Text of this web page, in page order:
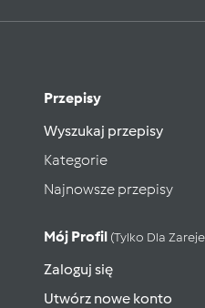
Przepisy
Wyszukaj przepisy
Kategorie
Najnowsze przepisy
Mój Profil (tylko Dla
Zaloguj się
Utwórz nowe konto